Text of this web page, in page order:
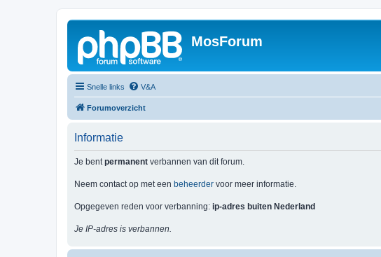
MosForum
Snelle links V&A
Forumoverzicht
Informatie
Je bentpermanent verbannen van dit forum.
Neem contact op met een beheerder voor meer informatie.
Opgegeven reden voor verbanning: ip-adres buiten Nederland
Je IP-adres is verbannen.